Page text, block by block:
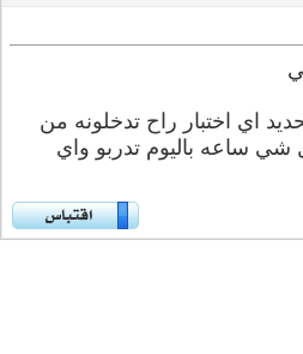
اي اختبار راح تدخلونه من
ساعه باليوم تدربو واي